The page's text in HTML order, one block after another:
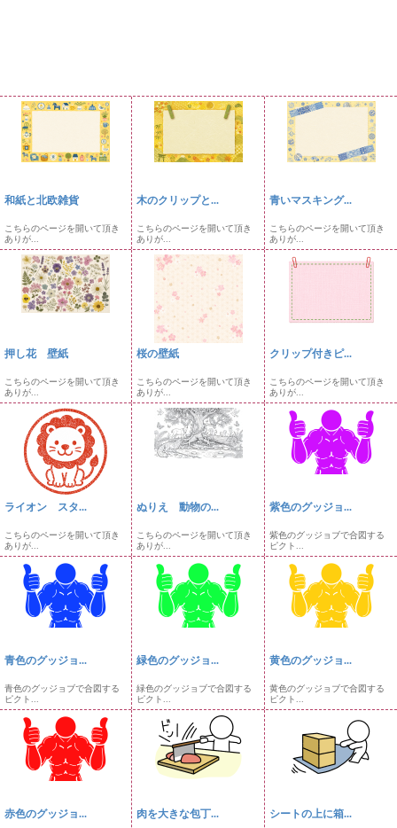
和紙と北欧雑貨
こちらのページを開いて頂き
ありが...
木のクリップと...
こちらのページを開いて頂き
ありが...
青いマスキング...
こちらのページを開いて頂き
ありが...
押し花 壁紙
こちらのページを開いて頂き
ありが...
桜の壁紙
こちらのページを開いて頂き
ありが...
クリップ付きピ...
こちらのページを開いて頂き
ありが...
ライオン スタ...
こちらのページを開いて頂き
ありが...
ぬりえ 動物の...
こちらのページを開いて頂き
ありが...
紫色のグッジョ...
紫色のグッジョブで合図する
ピクト...
青色のグッジョ...
青色のグッジョブで合図する
ピクト...
緑色のグッジョ...
緑色のグッジョブで合図する
ピクト...
黄色のグッジョ...
黄色のグッジョブで合図する
ピクト...
赤色のグッジョ... 肉を大きな包丁... シートの上に箱...